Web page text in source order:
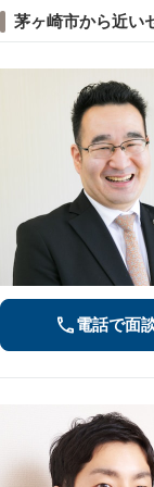
茅ヶ崎市から近い
電話で面